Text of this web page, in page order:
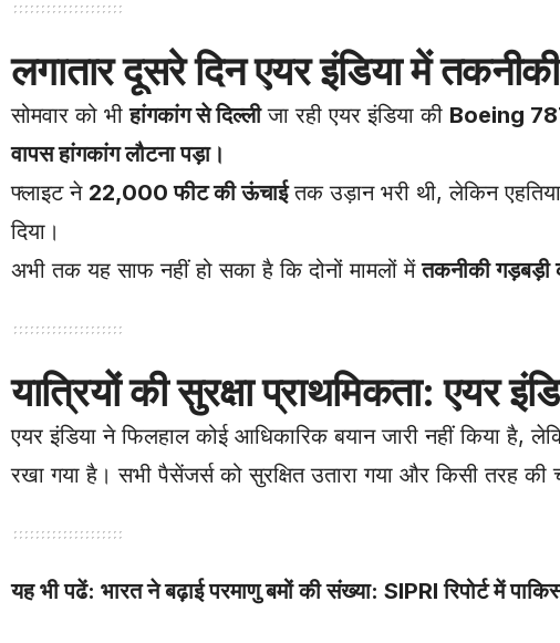
लगातार दूसरे दिन एयर इंडिया में
सोमवार को भीहांगकांग से दिल्लीजा रही एयर इंडिया की Boeing
वापस हांगकांग लौटना पड़ा।
फ्लाइट ने 22,000 फीट की ऊंचाईतक उड़ान भरी थी, लेकिन
दिया।
अभी तक यह साफ नहीं हो सका है कि दोनों मामलों मेंतकनीकी गड़बड़ी
यात्रियों की सुरक्षा प्राथमिकता: एयर
एयर इंडिया ने फिलहाल कोई आधिकारिक बयान जारी नहीं किया है,
रखा गया है। सभी पैसेंजर्स को सुरक्षित उतारा गया और किसी तरह की
यह भी पढें: भारत ने बढ़ाई परमाणु बमों की संख्या: SIPRI रिपोर्ट में